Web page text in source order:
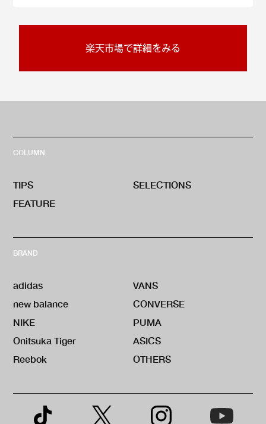
楽天市場で詳細をみる
COLUMN
TIPS
SELECTIONS
FEATURE
BRAND
adidas
VANS
new balance
CONVERSE
NIKE
PUMA
Onitsuka Tiger
ASICS
Reebok
OTHERS